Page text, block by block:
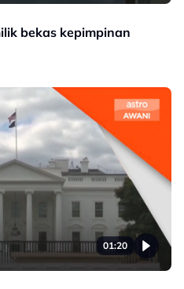
bekas kepimpinan
01:20